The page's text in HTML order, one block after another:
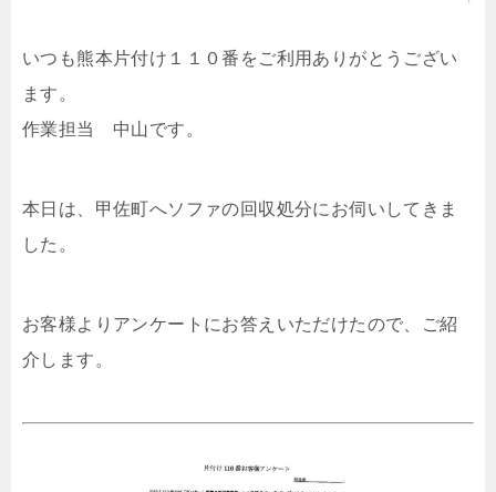
いつも熊本片付け１１０番をご利用ありがとうござい
ます。
作業担当 中山です。
本日は、甲佐町へソファの回収処分にお伺いしてきま
した。
お客様よりアンケートにお答えいただけたので、ご紹
介します。